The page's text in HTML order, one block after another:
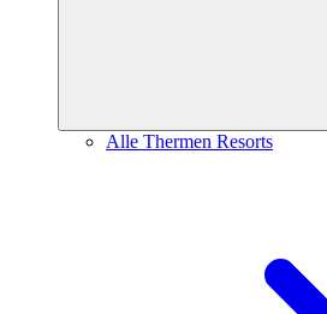
Alle Thermen Resorts